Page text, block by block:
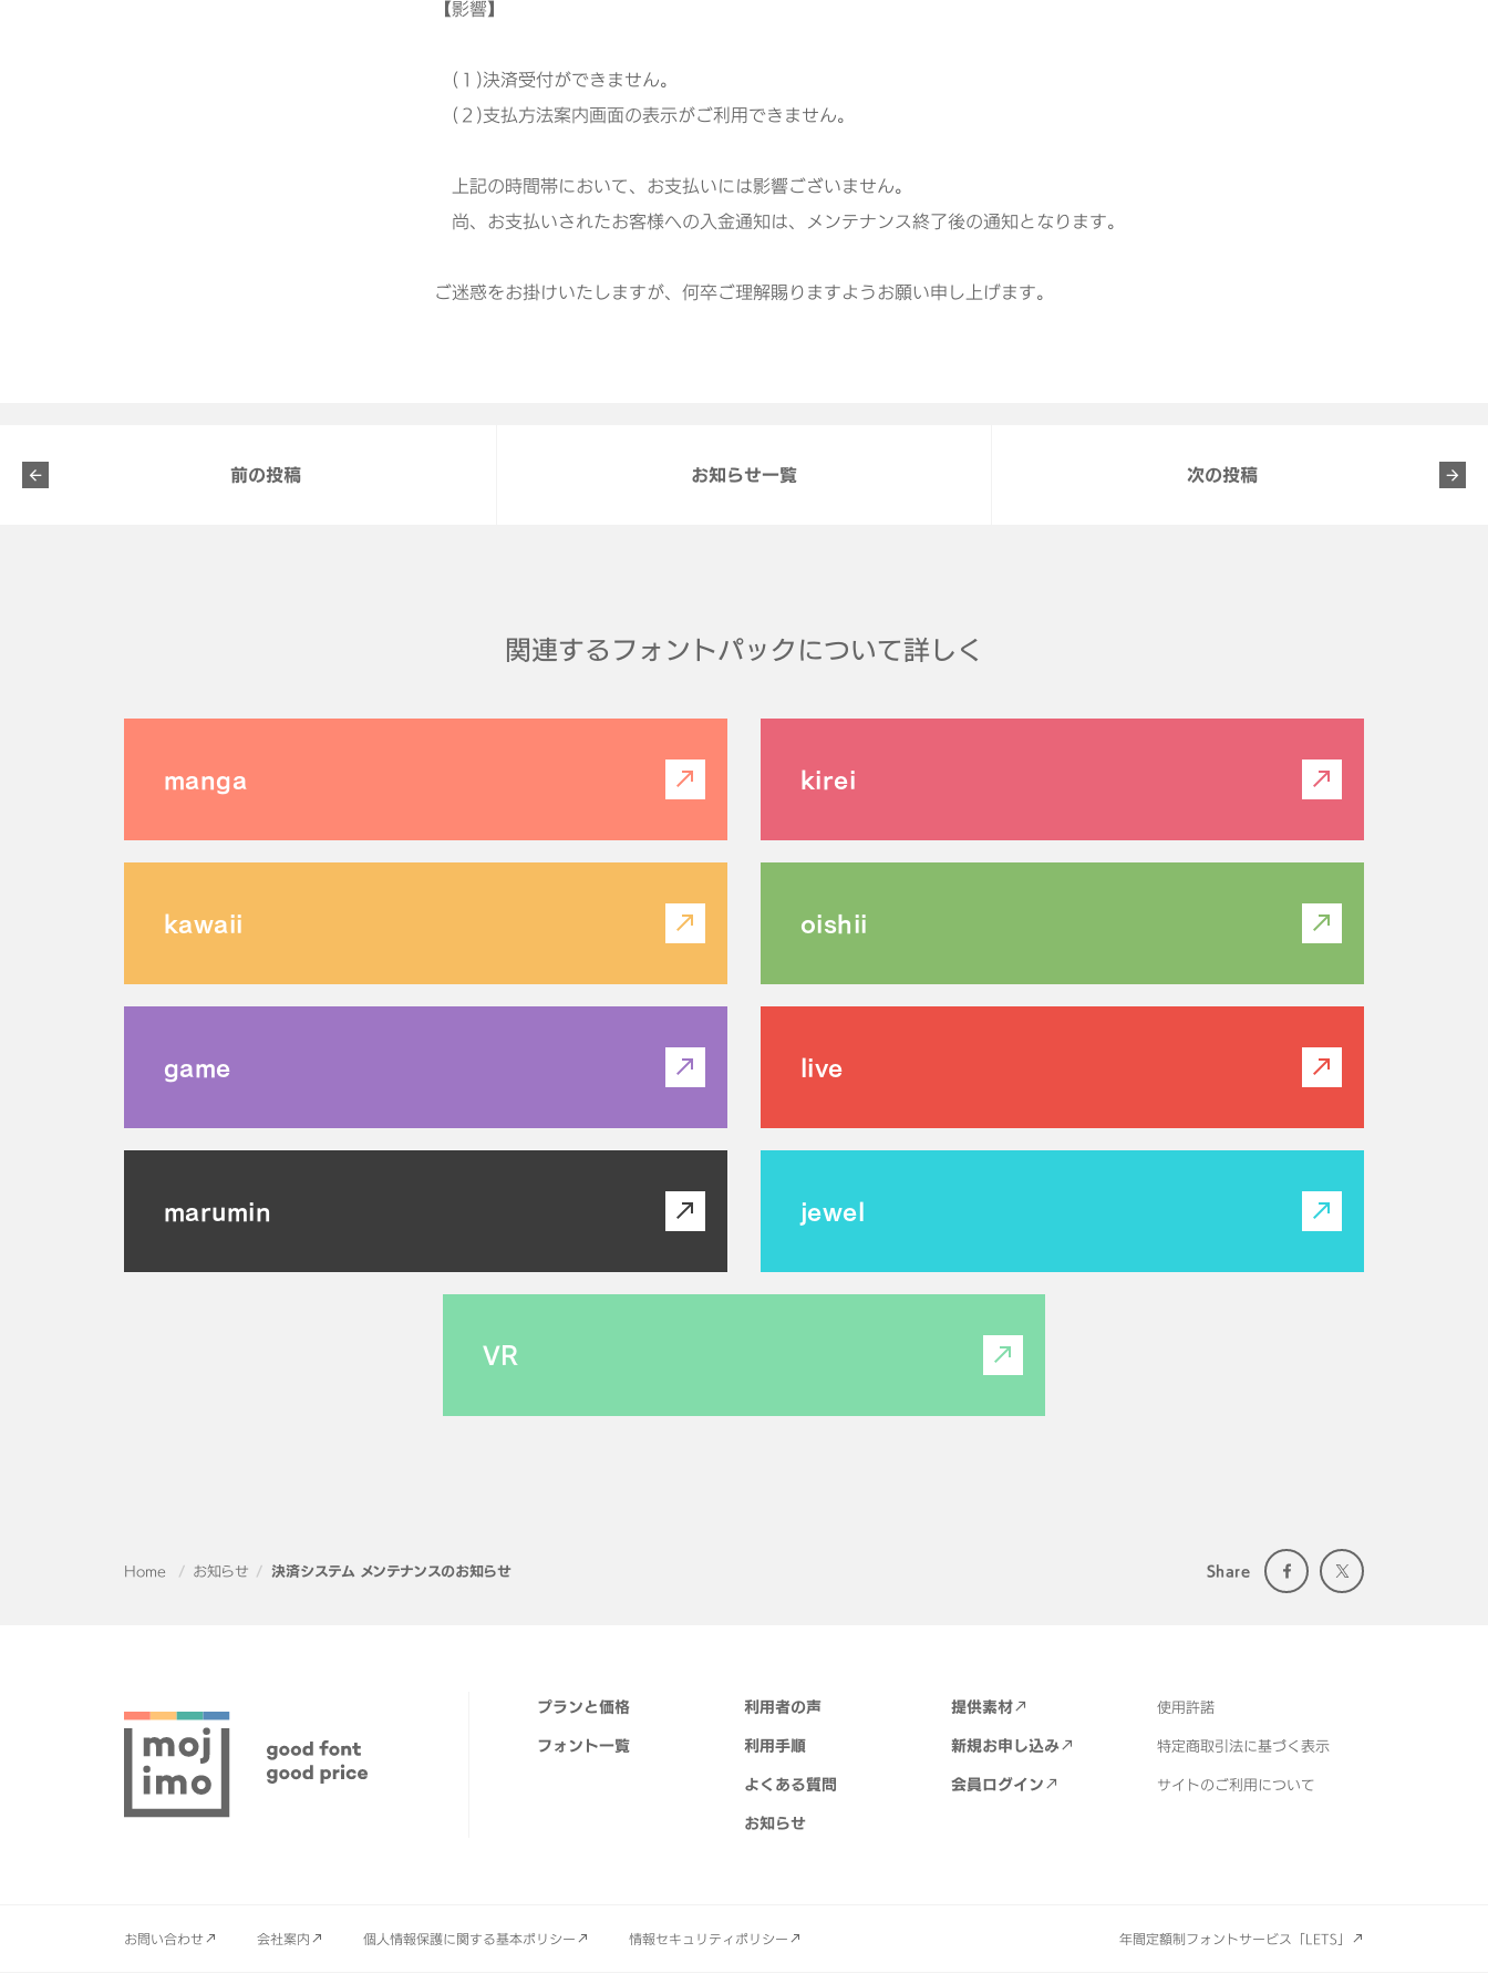
【影響】
(１)決済受付ができません。
(２)支払方法案内画面の表示がご利用できません。
上記の時間帯において、お支払いには影響ございません。
尚、お支払いされたお客様への入金通知は、メンテナンス終了後の通知となります。
ご迷惑をお掛けいたしますが、何卒ご理解賜りますようお願い申し上げます。
前の投稿 お知らせ一覧 次の投稿
関連するフォントパックについて詳しく
manga kirei
kawaii oishii
game live
marumin jewel
VR
Share
Home お知らせ 決済システム メンテナンスのお知らせ
プランと価格
フォント一覧
利用者の声
利用手順
よくある質問
お知らせ
提供素材
新規お申し込み
会員ログイン
使用許諾
特定商取引法に基づく表示
サイトのご利用について
お問い合わせ 会社案内 個人情報保護に関する基本ポリシー 情報セキュリティポリシー 年間定額制フォントサービス「LETS」